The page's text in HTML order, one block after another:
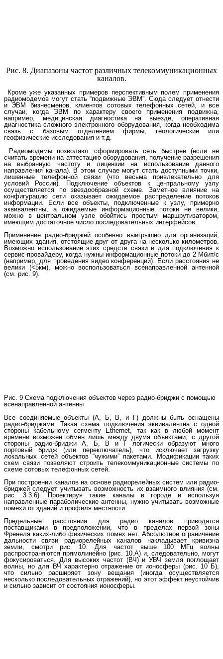
Рис. 8. Диапазоны частот различных телекоммуникационных
каналов.
Кроме уже указанных примеров перспективным полем применения
радиомодемов могут стать “подвижные ЭВМ”. Сюда следует отнести
и ЭВМ бизнесменов, клиентов сотовых телефонных сетей, и все
случаи, когда ЭВМ по характеру своего применения подвижна,
например, медицинская диагностика на выезде, оперативная
диагностика сложного электронного оборудования, когда необходима
связь с базовым отделением фирмы, геологические или
геофизические исследования и т.д.
Радиомодемы позволяют сформировать сеть быстрее (если не
считать времени на аттестацию оборудования, получение разрешения
на выбранную частоту и лицензии на использование данного
направления канала). В этом случае могут стать доступными точки,
лишенные телефонной связи (что весьма привлекательно для
условий России). Подключение объектов к центральному узлу
осуществляется по звездообразной схеме. Заметное влияние на
конфигурацию сети оказывает ожидаемое распределение потоков
информации. Если все объекты, подключенные к узлу, примерно
эквивалентны, а ожидаемые информационные потоки не велики,
можно в центральном узле обойтись простым маршрутизатором,
имеющим достаточное число последовательных интерфейсов.
Применение радио-бриджей особенно выигрышно для организаций,
имеющих здания, отстоящие друг от друга на несколько километров.
Возможно использование этих средств связи и для подключения к
сервис-провайдеру, когда нужны информационные потоки до 2 Мбит/с
(например, для проведения видео конференций). Если расстояния не
велики (<5км), можно воспользоваться всенаправленной антенной
(см. рис. 9).
Рис. 9 Схема подключения объектов через радио-бриджи с помощью
всенаправленной антенны
Все соединяемые объекты (А, Б, В, и Г) должны быть оснащены
радио-бриджами. Такая схема подключения эквивалентна с одной
стороны кабельному сегменту Ethernet, так как в любой момент
времени возможен обмен лишь между двумя объектами; с другой
стороны радио-бриджи А, Б, В и Г логически образуют много
портовый бридж (или переключатель), что исключает загрузку
локальных сетей объектов “чужими” пакетами. Модификации таких
схем связи позволяют строить телекоммуникационные системы по
схеме сотовых телефонных сетей.
При построении каналов на основе радиорелейных систем или радио-
бриджей следует учитывать возможность их взаимного влияния (см.
рис. 3.3.6). Проектируя такие каналы в городе и используя
направленные параболические антенны, нужно учитывать возможные
помехи от зданий и профиля местности.
Предельные расстояния для радио каналов приводятся
поставщиками в предположении, что в пределах первой зоны
Френеля каких-либо физических помех нет. Абсолютное ограничение
дальности связи радиорелейных каналов накладывает кривизна
земли, смотри рис. 10. Для частот выше 100 МГц волны
распространяются прямолинейно (рис. 10.А) и, следовательно, могут
фокусироваться. Для высоких частот (ВЧ) и УВЧ земля поглощает
волны, но для ВЧ характерно отражение от ионосферы (рис. 10 Б),
что сильно расширяет зону вещания (иногда осуществляется
несколько последовательных отражений), но этот эффект неустойчив
и сильно зависит от состояния ионосферы.